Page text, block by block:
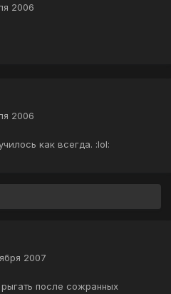
2006
2006
как всегда. :lol:
2007
после сожранных